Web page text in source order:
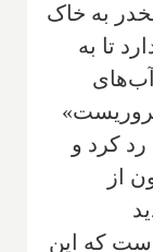
به خاک
تا به
رد کرد و
از
که این